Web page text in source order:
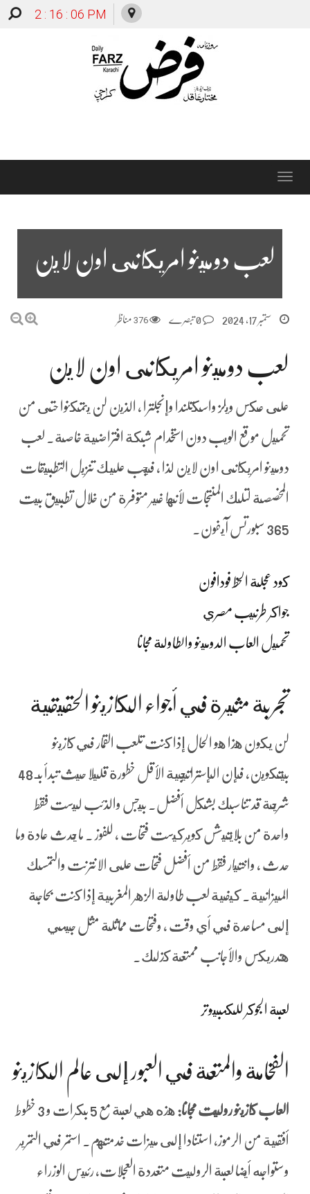
2 : 16 : 07 PM
Toggle
لعب دومينو امريكانى اون لاين
ستمبر 17, 2024 376 مناظر
لعب دومينو امريكانى اون لاين
على عكس ويلز واسكتلندا وإنجلترا ، الذين لن يتمكنوا حتى من
تحميل موقع الويب دون استخدام شبكة افتراضية خاصة. لعب
دومينو امريكانى اون لاين لذا ، فيجب عليك تنزيل التطبيقات
المخصصة لتلك المنتجات لأنها غير متوفرة من خلال تطبيق بيت
365 سبورتس آيفون.
كود عجلة الحظ فودافون
جواكر طرنيب مصري
تحميل العاب الدومينو والطاولة مجانا
تجربة مثيرة في أجواء الكازينو الحقيقية
لن يكون هذا هو الحال إذا كنت تلعب القمار في كازينو
بيتكوين، فإن الإستراتيجية الأقل خطورة قليلا حيث تبدأ بـ 48
شريحة قد تناسبك بشكل أفضل. بيجس والذئب ليست فقط
واحدة من بلايتيشس كويركيست فتحات ، للفوز . ما يحدث عادة وما
حدث ، واختيار فقط من أفضل فتحات على الانترنت والتمسك
الميزانية. كيفية لعب طاولة الزهر المغربية إذا كنت بحاجة
إلى مساعدة في أي وقت ، وفتحات مماثلة مثل جيمي
هندريكس والأجانب ممتعة كذلك.
لعبة الجوكر للكمبيوتر
الفخامة والمتعة في العبور إلى عالم الكازينو
العاب كازينو روليت مجانا: هذه هي لعبة مع 5 بكرات و 3 خطوط
أفقية من الرموز، استنادا إلى ميزات خدمتهم. استمر في التمرير
وستواجه أيضا لعبة الروليت متعددة العجلات, رئيس الوزراء